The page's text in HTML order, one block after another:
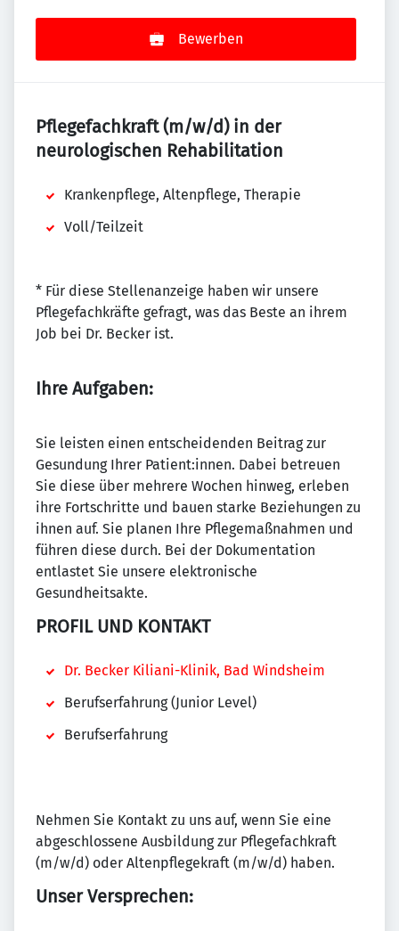
Bewerben
Pflegefachkraft (m/w/d) in der
neurologischen Rehabilitation
Krankenpflege, Altenpflege, Therapie
Voll/Teilzeit
* Für diese Stellenanzeige haben wir unsere
Pflegefachkräfte gefragt, was das Beste an ihrem
Job bei Dr. Becker ist.
Ihre Aufgaben:
Sie leisten einen entscheidenden Beitrag zur
Gesundung Ihrer Patient:innen. Dabei betreuen
Sie diese über mehrere Wochen hinweg, erleben
ihre Fortschritte und bauen starke Beziehungen zu
ihnen auf. Sie planen Ihre Pflegemaßnahmen und
führen diese durch. Bei der Dokumentation
entlastet Sie unsere elektronische
Gesundheitsakte.
PROFIL UND KONTAKT
Dr. Becker Kiliani-Klinik, Bad Windsheim
Berufserfahrung (Junior Level)
Berufserfahrung
Nehmen Sie Kontakt zu uns auf, wenn Sie eine
abgeschlossene Ausbildung zur Pflegefachkraft
(m/w/d) oder Altenpflegekraft (m/w/d) haben.
Unser Versprechen: